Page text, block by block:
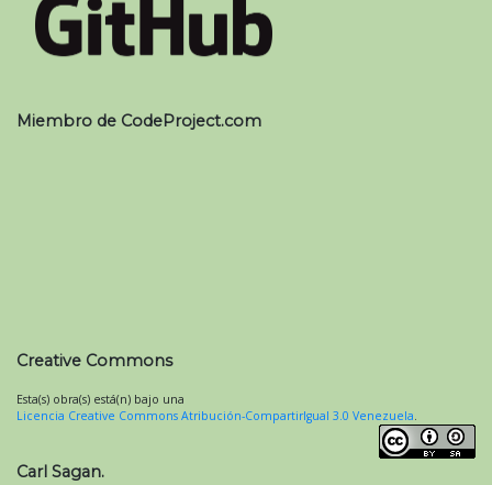
Miembro de CodeProject.com
Creative Commons
Esta(s) obra(s) está(n) bajo una
Licencia Creative Commons Atribución-CompartirIgual 3.0 Venezuela.
Carl Sagan.